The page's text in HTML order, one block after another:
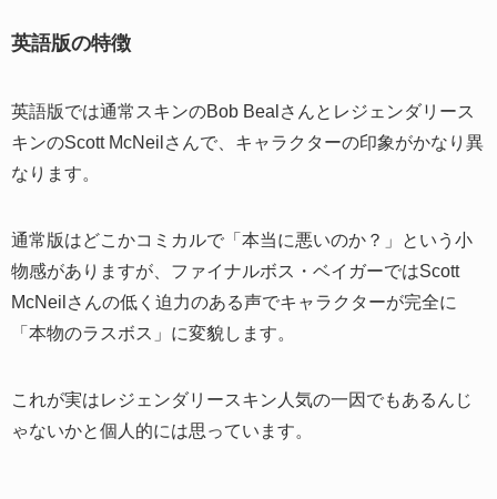
英語版の特徴
英語版では通常スキンのBob Bealさんとレジェンダリース
キンのScott McNeilさんで、キャラクターの印象がかなり異
なります。
通常版はどこかコミカルで「本当に悪いのか？」という小
物感がありますが、ファイナルボス・ベイガーではScott
McNeilさんの低く迫力のある声でキャラクターが完全に
「本物のラスボス」に変貌します。
これが実はレジェンダリースキン人気の一因でもあるんじ
ゃないかと個人的には思っています。